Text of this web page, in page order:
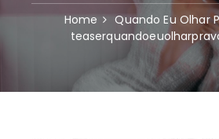
Home
Quando Eu Olhar